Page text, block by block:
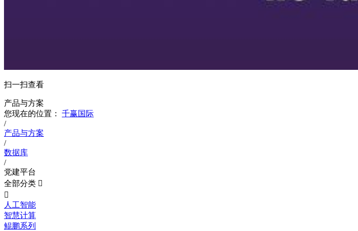
扫一扫查看
产品与方案
您现在的位置：
千赢国际
/
产品与方案
/
数据库
/
党建平台
全部分类 

人工智能
智慧计算
鲲鹏系列